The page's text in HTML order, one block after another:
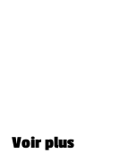
Voir plus